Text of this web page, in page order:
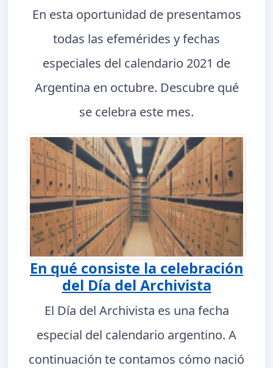
En esta oportunidad de presentamos
todas las efemérides y fechas
especiales del calendario 2021 de
Argentina en octubre. Descubre qué
se celebra este mes.
En qué consiste la celebración
del Día del Archivista
El Día del Archivista es una fecha
especial del calendario argentino. A
continuación te contamos cómo nació